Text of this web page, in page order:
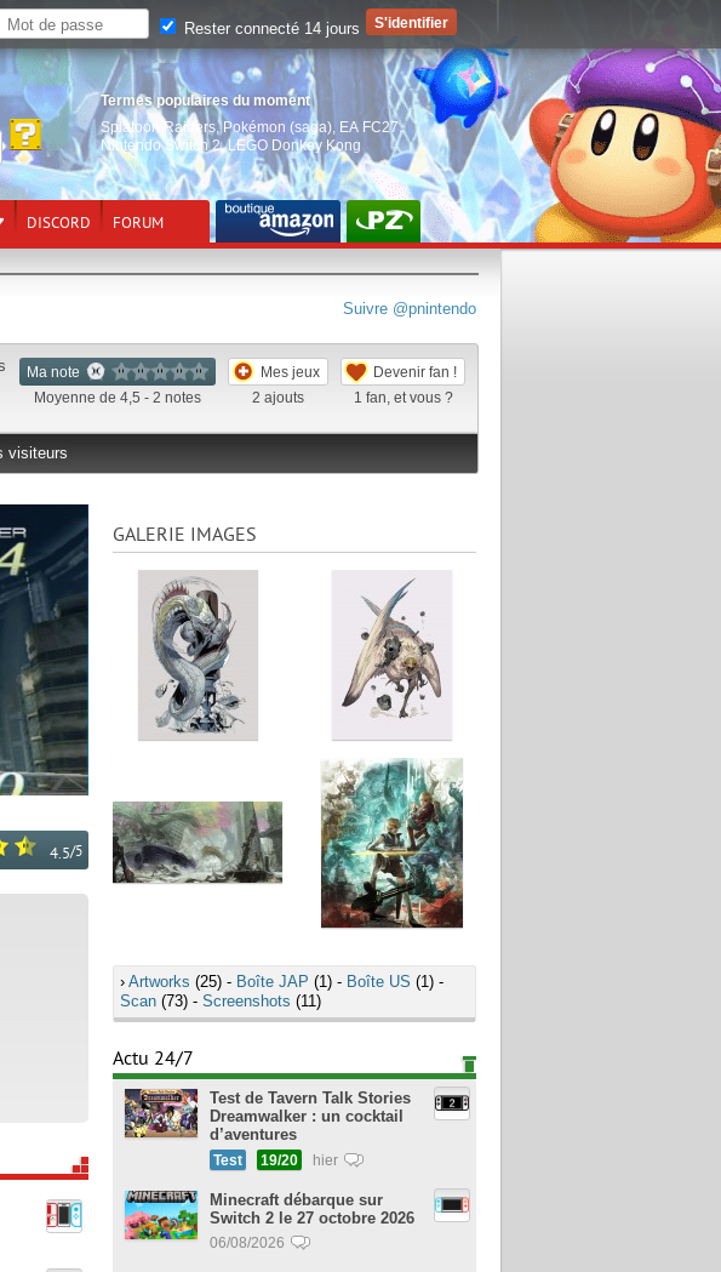
Termes populaires du moment
Splatoon Raiders, Pokémon (saga) EA FC27,
Nintendo Switch 2,LEGO Donkey Kong
DISCORD FORUM
Suivre @pnintendo
Ma note
Moyenne de 4,5 - 2 notes
Mes jeux
2 ajouts
Devenir fan !
1 fan, et vous ?
visiteurs
4.5/5
GALERIE IMAGES
› Artworks (25) - Boîte JAP (1) - Boîte US (1) -
Scan (73) - Screenshots (11)
Actu 24/7
Test de Tavern Talk Stories
Dreamwalker : un cocktail
d’aventures
Test 19/20 hier
Minecraft débarque sur
Switch 2 le 27 octobre 2026
06/08/2026
Rester connecté 14 jours